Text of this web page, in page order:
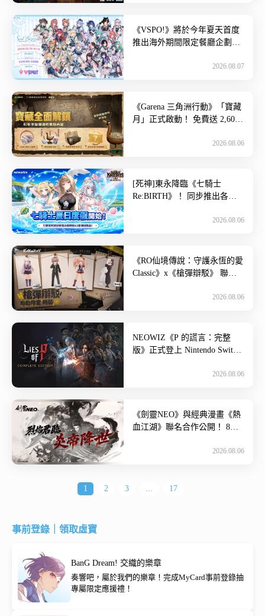
《VSPO!》將於今年夏天首度
推出海外期間限定餐廳企劃
彼方～》！ 日本超 […]2026.08.07
《Garena 三角洲行動》「寶藏
月」正式啟動！ 免費送 2,600
2026.08.06
[死神]東永降臨《七騎士
Re:BIRTH》！ 同步推出各種
名高品質遊戲開發與發行公
2026.08.06
《RO仙境傳說：守護永恆的愛
Classic》x《槍彈辯駁》 聯動
2026.08.06
NEOWIZ《P 的謊言：完整
版》正式登上 Nintendo Switch
2026.08.06
《劍靈NEO》與經典漫畫《熱
血江湖》聯名合作公開！ 8月
業「炎帝」，事前預約開跑~
2026.08.06
1 2 3 ... 17
事前登錄｜領取虛寶
BanG Dream! 交織的樂章
奏響吧，屬於我們的樂章！完成MyCard事前登錄抽
專屬限定應援禮！